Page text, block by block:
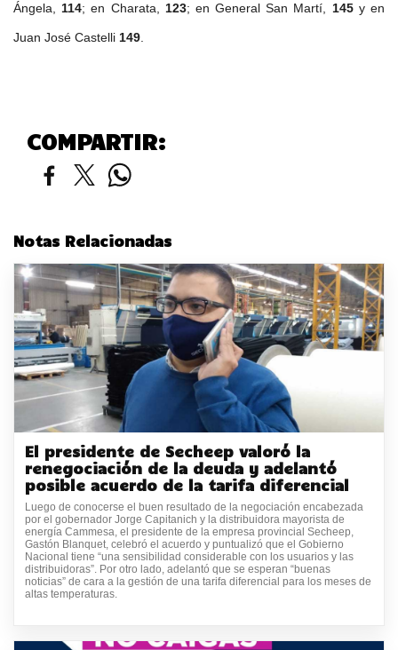
Ángela, 114; en Charata, 123; en General San Martí, 145y en
Juan José Castelli 149
COMPARTIR:
Notas Relacionadas
El presidente de Secheep valoró la
renegociación de la deuda y adelantó
posible acuerdo de la tarifa diferencial
Luego de conocerse el buen resultado de la negociación encabezada
por el gobernador Jorge Capitanich y la distribuidora mayorista de
energía Cammesa, el presidente de la empresa provincial Secheep,
Gastón Blanquet, celebró el acuerdo y puntualizó que el Gobierno
Nacional tiene “una sensibilidad considerable con los usuarios y las
distribuidoras”. Por otro lado, adelantó que se esperan “buenas
noticias” de cara a la gestión de una tarifa diferencial para los meses de
altas temperaturas.